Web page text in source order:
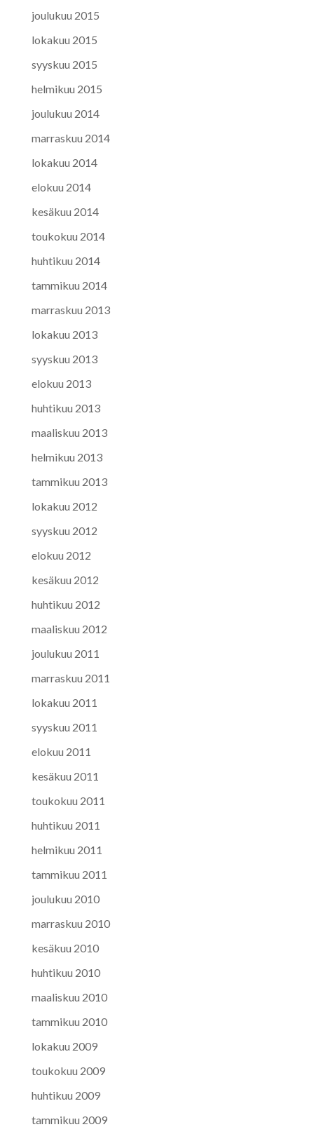
joulukuu 2015
lokakuu 2015
syyskuu 2015
helmikuu 2015
joulukuu 2014
marraskuu 2014
lokakuu 2014
elokuu 2014
kesäkuu 2014
toukokuu 2014
huhtikuu 2014
tammikuu 2014
marraskuu 2013
lokakuu 2013
syyskuu 2013
elokuu 2013
huhtikuu 2013
maaliskuu 2013
helmikuu 2013
tammikuu 2013
lokakuu 2012
syyskuu 2012
elokuu 2012
kesäkuu 2012
huhtikuu 2012
maaliskuu 2012
joulukuu 2011
marraskuu 2011
lokakuu 2011
syyskuu 2011
elokuu 2011
kesäkuu 2011
toukokuu 2011
huhtikuu 2011
helmikuu 2011
tammikuu 2011
joulukuu 2010
marraskuu 2010
kesäkuu 2010
huhtikuu 2010
maaliskuu 2010
tammikuu 2010
lokakuu 2009
toukokuu 2009
huhtikuu 2009
tammikuu 2009